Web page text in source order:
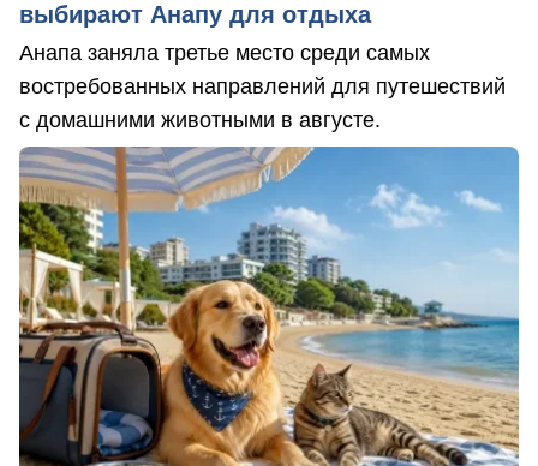
выбирают Анапу для отдыха
Анапа заняла третье место среди самых
востребованных направлений для путешествий
с домашними животными в августе.